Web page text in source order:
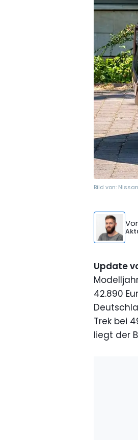
Bild von: Nissan
Update
42.890
Trek bei
liegt der